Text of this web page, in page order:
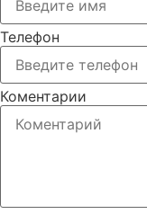
Телефон
Коментарии